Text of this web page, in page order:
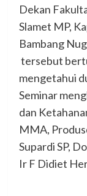
Dekan
Slamet MP,
Bambang
tersebut
mengetahui
Seminar
dan
MMA,
Supardi SP,
Ir F Didiet